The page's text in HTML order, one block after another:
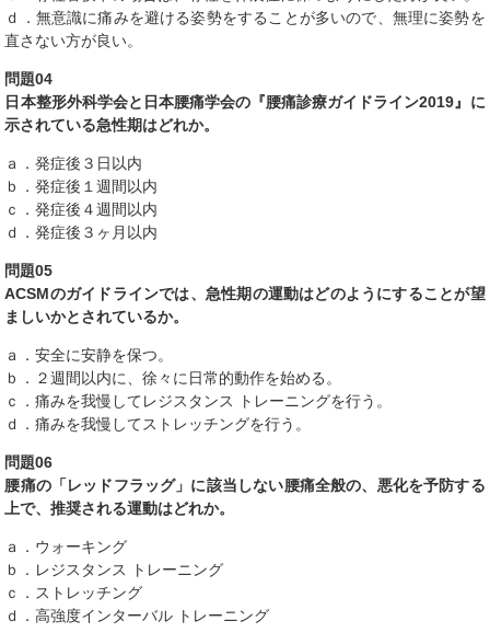
ｄ．無意識に痛みを避ける姿勢をすることが多いので、無理に姿勢を
直さない方が良い。
問題04
日本整形外科学会と日本腰痛学会の『腰痛診療ガイドライン2019』に
示されている急性期はどれか。
ａ．発症後３日以内
ｂ．発症後１週間以内
ｃ．発症後４週間以内
ｄ．発症後３ヶ月以内
問題05
ACSMのガイドラインでは、急性期の運動はどのようにすることが望
ましいかとされているか。
ａ．安全に安静を保つ。
ｂ．２週間以内に、徐々に日常的動作を始める。
ｃ．痛みを我慢してレジスタンス トレーニングを行う。
ｄ．痛みを我慢してストレッチングを行う。
問題06
腰痛の「レッドフラッグ」に該当しない腰痛全般の、悪化を予防する
上で、推奨される運動はどれか。
ａ．ウォーキング
ｂ．レジスタンス トレーニング
ｃ．ストレッチング
ｄ．高強度インターバル トレーニング